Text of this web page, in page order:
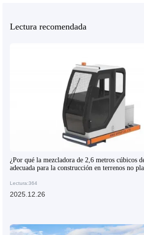
Lectura recomendada
¿Por qué la mezcladora de 2,6 metros cúbicos
adecuada para la construcción en terrenos no
Lectura:364
2025.12.26